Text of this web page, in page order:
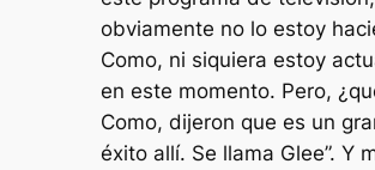
obviamente no lo estoy
Como, ni siquiera estoy
en este momento. Pero,
Como, dijeron que es un
éxito allí. Se llama Glee”. Y